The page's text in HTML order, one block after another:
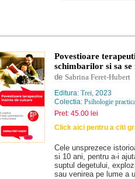
Povestioare
schimbarilor si sa se
de Sabrina Feret-Hubert
Editura: Trei, 2023
Colectia: Psihologie
Pret: 45.00 lei
Click aici pentru a citi
Cele unsprezece
si 10 ani, pentru a-i
suptul degetului,
sau venirea pe lume a